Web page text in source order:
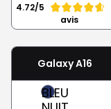
4.72/5
avis
Galaxy A16
BLEU